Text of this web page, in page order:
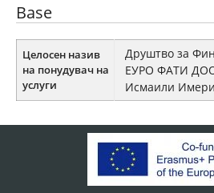
Base
Целосен назив
на понудувач на
услуги
Друштво за
ЕУРО ФАТИ
Исмаили